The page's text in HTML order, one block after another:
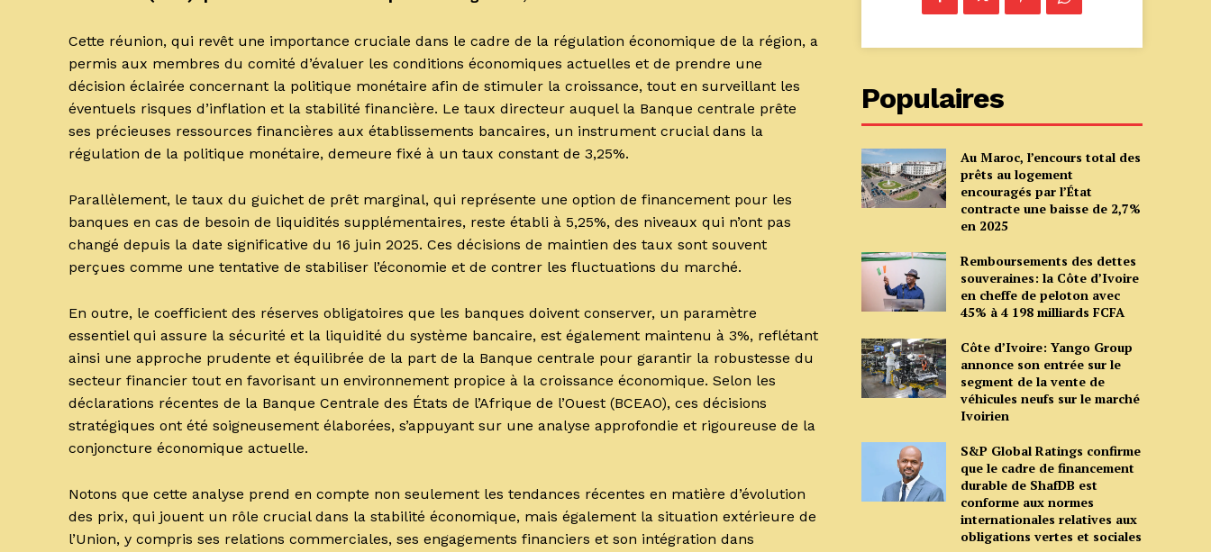
Cette réunion, qui revêt une importance cruciale dans le cadre de la régulation économique de la région, a
permis aux membres du comité d’évaluer les conditions économiques actuelles et de prendre une
décision éclairée concernant la politique monétaire afin de stimuler la croissance, tout en surveillant les
éventuels risques d’inflation et la stabilité financière. Le taux directeur auquel la Banque centrale prête
ses précieuses ressources financières aux établissements bancaires, un instrument crucial dans la
régulation de la politique monétaire, demeure fixé à un taux constant de 3,25%.
Parallèlement, le taux du guichet de prêt marginal, qui représente une option de financement pour les
banques en cas de besoin de liquidités supplémentaires, reste établi à 5,25%, des niveaux qui n’ont pas
changé depuis la date significative du 16 juin 2025. Ces décisions de maintien des taux sont souvent
perçues comme une tentative de stabiliser l’économie et de contrer les fluctuations du marché.
En outre, le coefficient des réserves obligatoires que les banques doivent conserver, un paramètre
essentiel qui assure la sécurité et la liquidité du système bancaire, est également maintenu à 3%, reflétant
ainsi une approche prudente et équilibrée de la part de la Banque centrale pour garantir la robustesse du
secteur financier tout en favorisant un environnement propice à la croissance économique. Selon les
déclarations récentes de la Banque Centrale des États de l’Afrique de l’Ouest (BCEAO), ces décisions
stratégiques ont été soigneusement élaborées, s’appuyant sur une analyse approfondie et rigoureuse de la
conjoncture économique actuelle.
Notons que cette analyse prend en compte non seulement les tendances récentes en matière d’évolution
des prix, qui jouent un rôle crucial dans la stabilité économique, mais également la situation extérieure de
l’Union, y compris ses relations commerciales, ses engagements financiers et son intégration dans
Populaires
Au Maroc, l’encours total des
prêts au logement
encouragés par l’État
contracte une baisse de 2,7%
en 2025
Remboursements des dettes
souveraines: la Côte d’Ivoire
en cheffe de peloton avec
45% à 4 198 milliards FCFA
Côte d’Ivoire: Yango Group
annonce son entrée sur le
segment de la vente de
véhicules neufs sur le marché
Ivoirien
S&P Global Ratings confirme
que le cadre de financement
durable de ShafDB est
conforme aux normes
internationales relatives aux
obligations vertes et sociales